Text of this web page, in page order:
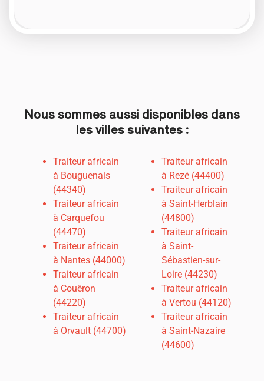
Nous sommes aussi disponibles dans
les villes suivantes :
Traiteur africain
à Bouguenais
(44340)
Traiteur africain
à Carquefou
(44470)
Traiteur africain
à Nantes (44000)
Traiteur africain
à Couëron
(44220)
Traiteur africain
à Orvault (44700)
Traiteur africain
à Rezé (44400)
Traiteur africain
à Saint-Herblain
(44800)
Traiteur africain
à Saint-
Sébastien-sur-
Loire (44230)
Traiteur africain
à Vertou (44120)
Traiteur africain
à Saint-Nazaire
(44600)